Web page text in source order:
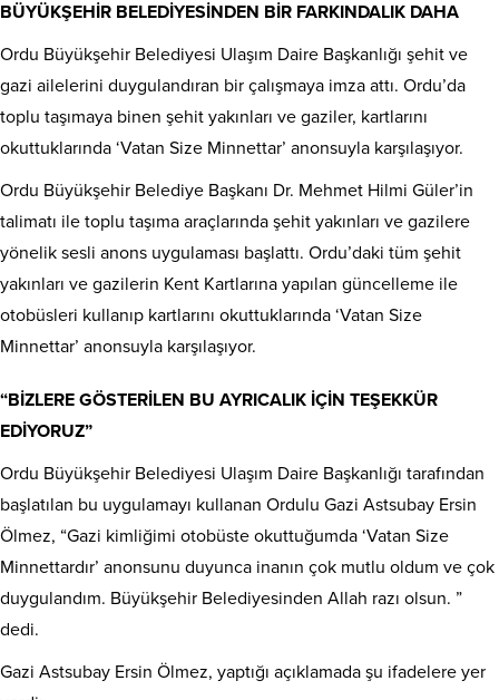
BÜYÜKŞEHİR BELEDİYESİNDEN BİR FARKINDALIK DAHA
Ordu Büyükşehir Belediyesi Ulaşım Daire Başkanlığı şehit ve
gazi ailelerini duygulandıran bir çalışmaya imza attı. Ordu’da
toplu taşımaya binen şehit yakınları ve gaziler, kartlarını
okuttuklarında ‘Vatan Size Minnettar’ anonsuyla karşılaşıyor.
Ordu Büyükşehir Belediye Başkanı Dr. Mehmet Hilmi Güler’in
talimatı ile toplu taşıma araçlarında şehit yakınları ve gazilere
yönelik sesli anons uygulaması başlattı. Ordu’daki tüm şehit
yakınları ve gazilerin Kent Kartlarına yapılan güncelleme ile
otobüsleri kullanıp kartlarını okuttuklarında ‘Vatan Size
Minnettar’ anonsuyla karşılaşıyor.
“BİZLERE GÖSTERİLEN BU AYRICALIK İÇİN TEŞEKKÜR
EDİYORUZ”
Ordu Büyükşehir Belediyesi Ulaşım Daire Başkanlığı tarafından
başlatılan bu uygulamayı kullanan Ordulu Gazi Astsubay Ersin
Ölmez, “Gazi kimliğimi otobüste okuttuğumda ‘Vatan Size
Minnettardır’ anonsunu duyunca inanın çok mutlu oldum ve çok
duygulandım. Büyükşehir Belediyesinden Allah razı olsun. ”
dedi.
Gazi Astsubay Ersin Ölmez, yaptığı açıklamada şu ifadelere yer